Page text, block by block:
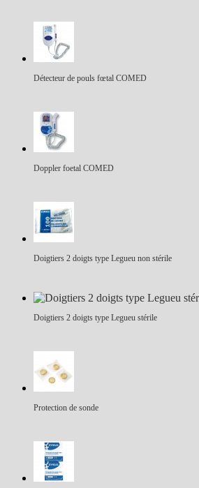
Détecteur de pouls fœtal COMED
Doppler foetal COMED
Doigtiers 2 doigts type Legueu non stérile
Doigtiers 2 doigts type Legueu stérile
Protection de sonde